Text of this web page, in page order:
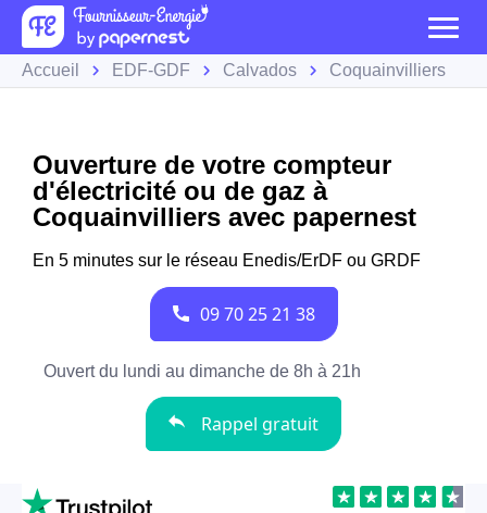
Accueil EDF-GDF Calvados Coquainvilliers